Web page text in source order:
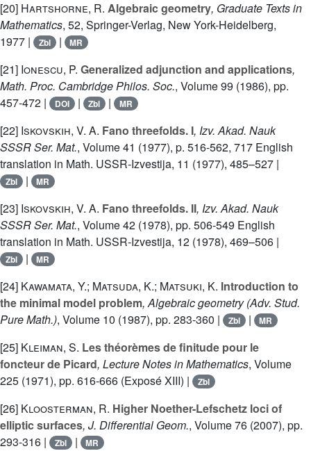
[20] Hartshorne, R. Algebraic geometry, Graduate Texts in
Mathematics, 52, Springer-Verlag, New York-Heidelberg,
1977 |
Zbl | MR
[21] Ionescu, P. Generalized adjunction and applications,
Math. Proc. Cambridge Philos. Soc., Volume 99 (1986), pp.
457-472 |
DOI | Zbl | MR
[22] Iskovskih, V. A. Fano threefolds. I, Izv. Akad. Nauk
SSSR Ser. Mat., Volume 41 (1977), p. 516-562, 717 English
translation in Math. USSR-Izvestija, 11 (1977), 485–527 |
Zbl | MR
[23] Iskovskih, V. A. Fano threefolds. II, Izv. Akad. Nauk
SSSR Ser. Mat., Volume 42 (1978), pp. 506-549 English
translation in Math. USSR-Izvestija, 12 (1978), 469–506 |
Zbl | MR
[24] Kawamata, Y.; Matsuda, K.; Matsuki, K. Introduction to
the minimal model problem, Algebraic geometry(Adv. Stud.
Pure Math.), Volume 10 (1987), pp. 283-360 | Zbl | MR
[25] Kleiman, S. Les théorèmes de finitude pour le
foncteur de Picard, Lecture Notes in Mathematics, Volume
225 (1971), pp. 616-666 (Exposé XIII) | Zbl
[26] Kloosterman, R. Higher Noether-Lefschetz loci of
elliptic surfaces, J. Differential Geom., Volume 76 (2007), pp.
293-316 |
Zbl | MR